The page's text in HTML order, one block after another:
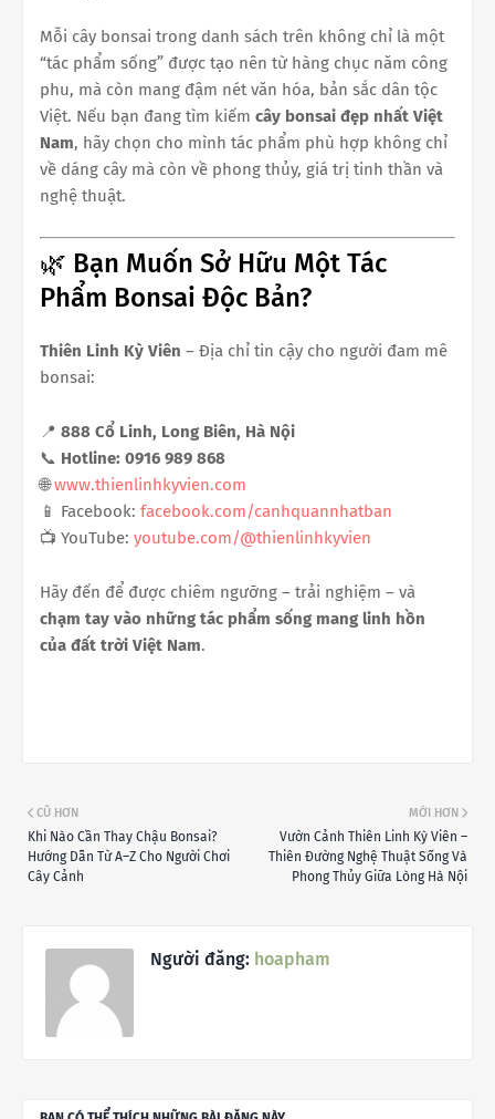
Mỗi cây bonsai trong danh sách trên không chỉ là một
“tác phẩm sống” được tạo nên từ hàng chục năm công
phu, mà còn mang đậm nét văn hóa, bản sắc dân tộc
Việt. Nếu bạn đang tìm kiếm cây bonsai đẹp nhất Việt
Nam, hãy chọn cho mình tác phẩm phù hợp không chỉ
về dáng cây mà còn về phong thủy, giá trị tinh thần và
nghệ thuật.
🌿 Bạn Muốn Sở Hữu Một Tác
Phẩm Bonsai Độc Bản?
Thiên Linh Kỳ Viên – Địa chỉ tin cậy cho người đam mê
bonsai:
📍 888 Cổ Linh, Long Biên, Hà Nội
📞 Hotline: 0916 989 868
🌐www.thienlinhkyvien.com
📱 Facebook: facebook.com/canhquannhatban
📺 YouTube: youtube.com/@thienlinhkyvien
Hãy đến để được chiêm ngưỡng – trải nghiệm – và
chạm tay vào những tác phẩm sống mang linh hồn
của đất trời Việt Nam.
MỚI HƠN
Vườn Cảnh Thiên Linh Kỳ Viên –
Thiên Đường Nghệ Thuật Sống Và
Phong Thủy Giữa Lòng Hà Nội
CŨ HƠN
Khi Nào Cần Thay Chậu Bonsai?
Hướng Dẫn Từ A–Z Cho Người Chơi
Cây Cảnh
Người đăng: hoapham